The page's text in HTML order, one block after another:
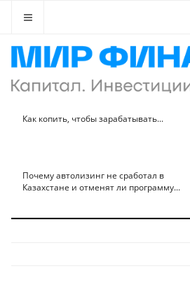
Как копить, чтобы зарабатывать...
Почему автолизинг не сработал в
Казахстане и отменят ли программу...